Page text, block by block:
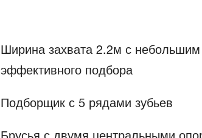
Ширина захвата 2.2м с
эффективного подбора
Подборщик с 5 рядами зубьев